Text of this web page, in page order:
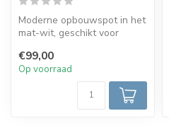
Moderne opbouwspot in het
mat-wit, geschikt voor
IP44. De...
€99,00
Op voorraad